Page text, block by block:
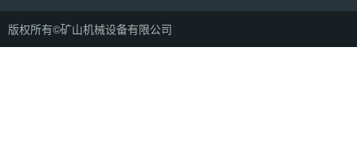
版权所有©矿山机械设备有限公司